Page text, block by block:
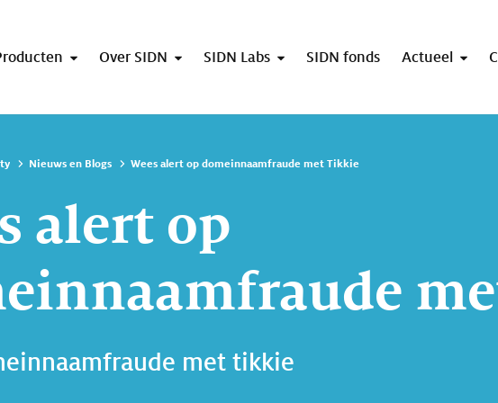
Over SIDN SIDN Labs SIDN fonds Actueel
Nieuws en Blogs Wees alert op domeinnaamfraude met Tikkie
alert op
met tikkie